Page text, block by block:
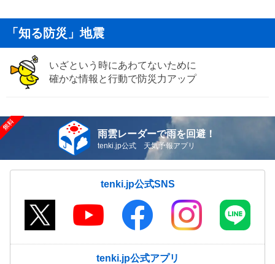
「知る防災」地震
いざという時にあわてないために
確かな情報と行動で防災力アップ
雨雲レーダーで雨を回避！
tenki.jp公式 天気予報アプリ
tenki.jp公式SNS
tenki.jp公式アプリ